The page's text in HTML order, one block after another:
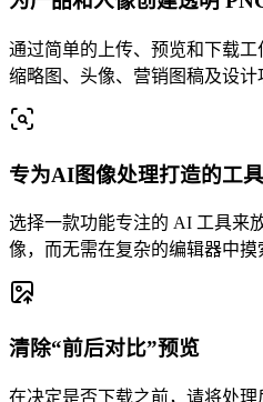
通过简单的上传、预览和下载工
缩略图、头像、营销图稿及设计
专为AI图像处理打造的工具
选择一款功能专注的 AI 工具来
像，而无需在复杂的编辑器中摸
清除“前后对比”预览
在决定是否下载之前，请将处